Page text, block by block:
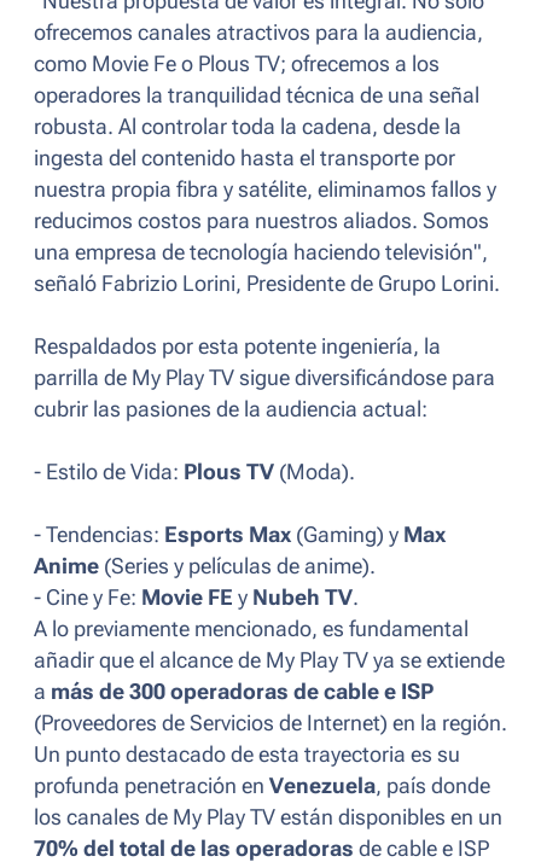
ofrecemos canales atractivos para la audiencia,
como Movie Fe o Plous TV; ofrecemos a los
operadores la tranquilidad técnica de una señal
robusta. Al controlar toda la cadena, desde la
ingesta del contenido hasta el transporte por
nuestra propia fibra y satélite, eliminamos fallos y
reducimos costos para nuestros aliados. Somos
una empresa de tecnología haciendo televisión",
señaló Fabrizio Lorini, Presidente de Grupo Lorini.
Respaldados por esta potente ingeniería, la
parrilla de My Play TV sigue diversificándose para
cubrir las pasiones de la audiencia actual:
- Estilo de Vida: Plous TV (Moda).
- Tendencias: Esports Max (Gaming) y Max
Anime (Series y películas de anime).
- Cine y Fe: Movie FE y Nubeh TV.
A lo previamente mencionado, es fundamental
añadir que el alcance de My Play TV ya se extiende
a más de 300 operadoras de cable e ISP
(Proveedores de Servicios de Internet) en la región.
Un punto destacado de esta trayectoria es su
profunda penetración en Venezuela, país donde
los canales de My Play TV están disponibles en un
70% del total de las operadoras de cable e ISP